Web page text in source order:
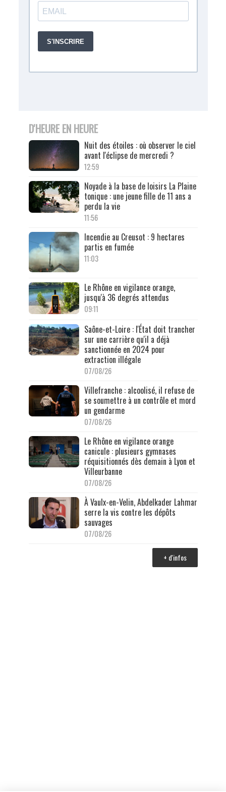
D'HEURE EN HEURE
Nuit des étoiles : où observer le ciel
avant l'éclipse de mercredi ?
12:59
Noyade à la base de loisirs La Plaine
tonique : une jeune fille de 11 ans a
perdu la vie
11:56
Incendie au Creusot : 9 hectares
partis en fumée
11:03
Le Rhône en vigilance orange,
jusqu'à 36 degrés attendus
09:11
Saône-et-Loire : l'État doit trancher
sur une carrière qu'il a déjà
sanctionnée en 2024 pour
extraction illégale
07/08/26
Villefranche : alcoolisé, il refuse de
se soumettre à un contrôle et mord
un gendarme
07/08/26
Le Rhône en vigilance orange
canicule : plusieurs gymnases
réquisitionnés dès demain à Lyon et
Villeurbanne
07/08/26
À Vaulx-en-Velin, Abdelkader Lahmar
serre la vis contre les dépôts
sauvages
07/08/26
+ d'infos